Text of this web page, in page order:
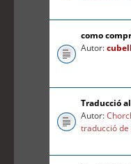
como
Autor:
Traducció
Autor:
traducció